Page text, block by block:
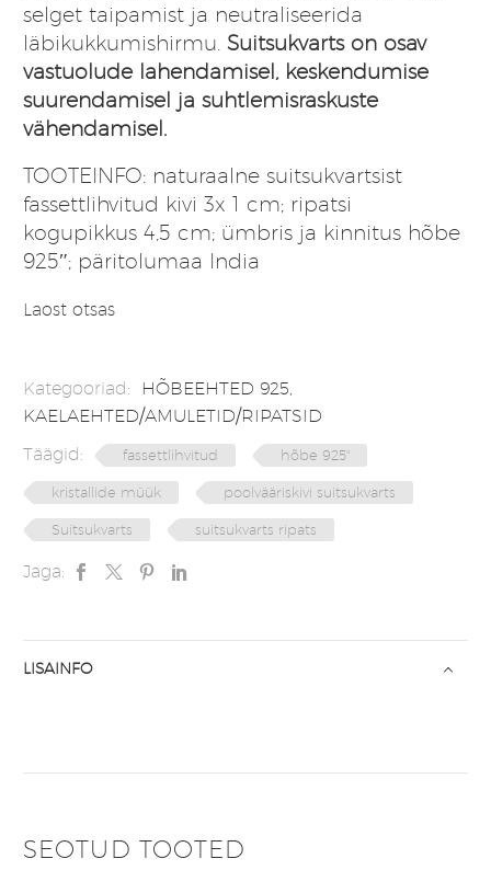
selget taipamist ja neutraliseerida
läbikukkumishirmu. Suitsukvarts on osav
vastuolude lahendamisel, keskendumise
suurendamisel ja suhtlemisraskuste
vähendamisel.
TOOTEINFO: naturaalne suitsukvartsist
fassettlihvitud kivi 3x 1 cm; ripatsi
kogupikkus 4,5 cm; ümbris ja kinnitus hõbe
925″; päritolumaa India
Laost otsas
Kategooriad: HÕBEEHTED 925,
KAELAEHTED/AMULETID/RIPATSID
Täägid:
fassettlihvitud hõbe 925"
kristallide müük poolvääriskivi suitsukvarts
Suitsukvarts suitsukvarts ripats
Jaga:
LISAINFO
SEOTUD TOOTED